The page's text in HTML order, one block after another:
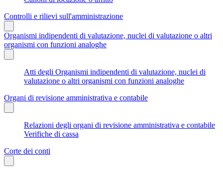
Controlli e rilievi sull'amministrazione
Organismi indipendenti di valutazione, nuclei di valutazione o altri
organismi con funzioni analoghe
Atti degli Organismi indipendenti di valutazione, nuclei di
valutazione o altri organismi con funzioni analoghe
Organi di revisione amministrativa e contabile
Relazioni degli organi di revisione amministrativa e contabile
Verifiche di cassa
Corte dei conti